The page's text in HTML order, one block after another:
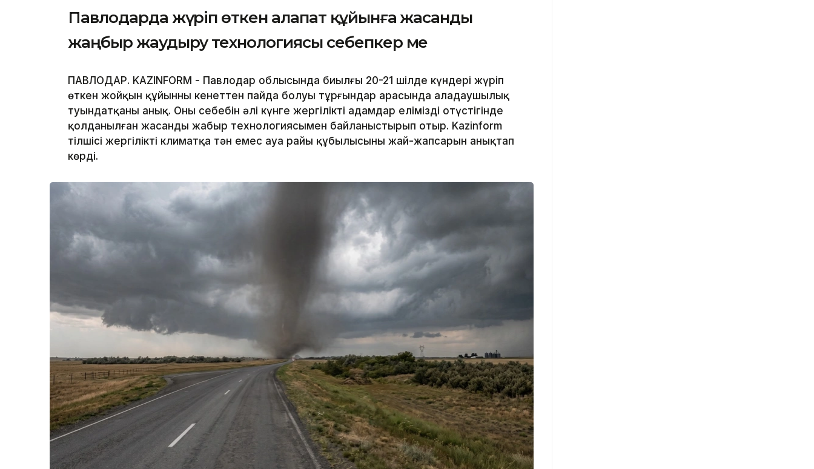
Павлодарда жүріп өткен алапат құйынға жасанды
жаңбыр жаудыру технологиясы себепкер ме
ПАВЛОДАР. KAZINFORM - Павлодар облысында биылғы 20-21 шілде күндері жүріп
өткен жойқын құйынның кенеттен пайда болуы тұрғындар арасында алаңдаушылық
туындатқаны анық. Оның себебін әлі күнге жергілікті адамдар еліміздің оңтүстігінде
қолданылған жасанды жаңбыр технологиясымен байланыстырып отыр. Kazinform
тілшісі жергілікті климатқа тән емес ауа райы құбылысының жай-жапсарын анықтап
көрді.